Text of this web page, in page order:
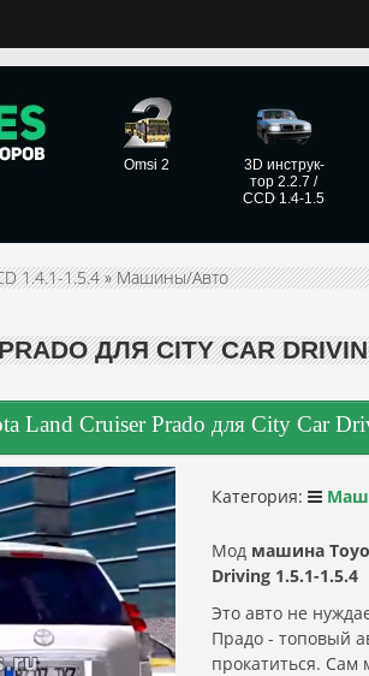
Omsi 2
3D инструк­
тор 2.2.7 /
CCD 1.4-1.5
1.4.1-1.5.4»Машины/Авто
ДЛЯ CITY CAR
Land Cruiser Prado для City Car
Категория:
Мод машина
Driving 1.5.1-1.5.4
Это авто не
Прадо - топовый
прокатиться. Сам